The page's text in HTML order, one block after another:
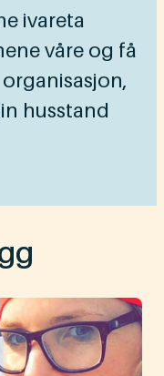
ivareta
våre og få
husstand